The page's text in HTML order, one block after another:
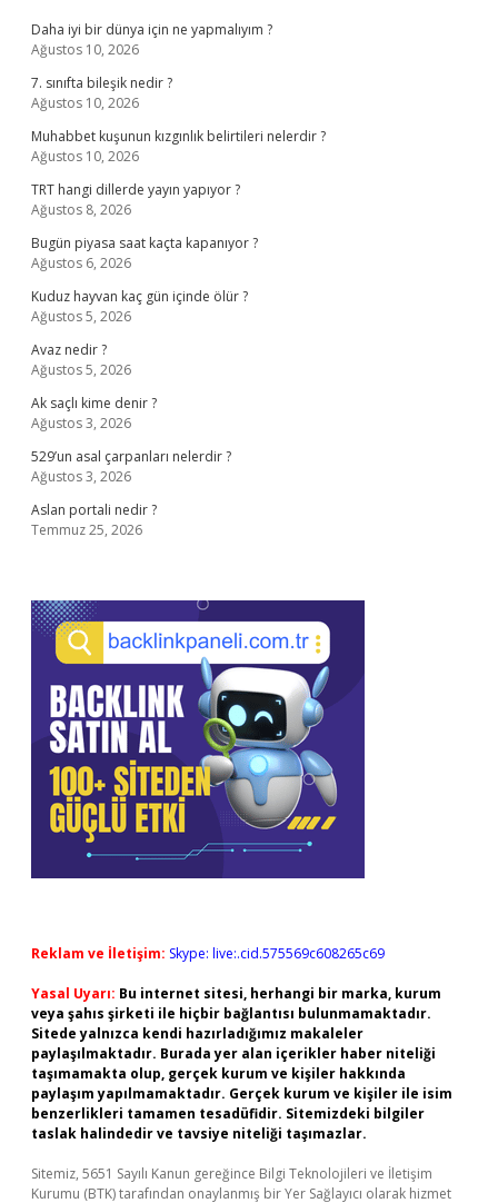
Daha iyi bir dünya için ne yapmalıyım ?
Ağustos 10, 2026
7. sınıfta bileşik nedir ?
Ağustos 10, 2026
Muhabbet kuşunun kızgınlık belirtileri nelerdir ?
Ağustos 10, 2026
TRT hangi dillerde yayın yapıyor ?
Ağustos 8, 2026
Bugün piyasa saat kaçta kapanıyor ?
Ağustos 6, 2026
Kuduz hayvan kaç gün içinde ölür ?
Ağustos 5, 2026
Avaz nedir ?
Ağustos 5, 2026
Ak saçlı kime denir ?
Ağustos 3, 2026
529’un asal çarpanları nelerdir ?
Ağustos 3, 2026
Aslan portali nedir ?
Temmuz 25, 2026
Reklam ve İletişim: Skype: live:.cid.575569c608265c69
Yasal Uyarı: Bu internet sitesi, herhangi bir marka, kurum
veya şahıs şirketi ile hiçbir bağlantısı bulunmamaktadır.
Sitede yalnızca kendi hazırladığımız makaleler
paylaşılmaktadır. Burada yer alan içerikler haber niteliği
taşımamakta olup, gerçek kurum ve kişiler hakkında
paylaşım yapılmamaktadır. Gerçek kurum ve kişiler ile isim
benzerlikleri tamamen tesadüfidir. Sitemizdeki bilgiler
taslak halindedir ve tavsiye niteliği taşımazlar.
Sitemiz, 5651 Sayılı Kanun gereğince Bilgi Teknolojileri ve İletişim
Kurumu (BTK) tarafından onaylanmış bir Yer Sağlayıcı olarak hizmet